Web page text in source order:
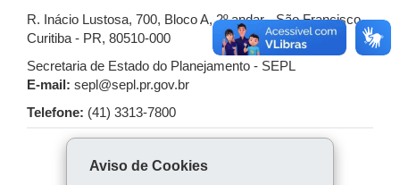
R. Inácio Lustosa, 700, Bloco A, 2º andar - São Francisco,
Curitiba - PR, 80510-000
Secretaria de Estado do Planejamento - SEPL
E-mail: sepl@sepl.pr.gov.br
Telefone: (41) 3313-7800
COMPARTILHE:
Aviso de Cookies